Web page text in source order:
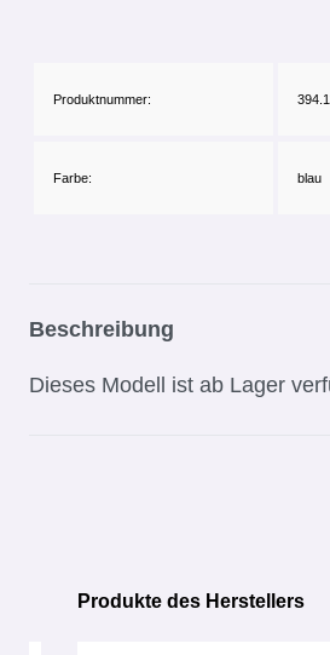
Produktnummer:
Farbe: blau
Beschreibung
Dieses Modell ist ab Lager
Produktgalerie überspringen
Produkte des Herstellers